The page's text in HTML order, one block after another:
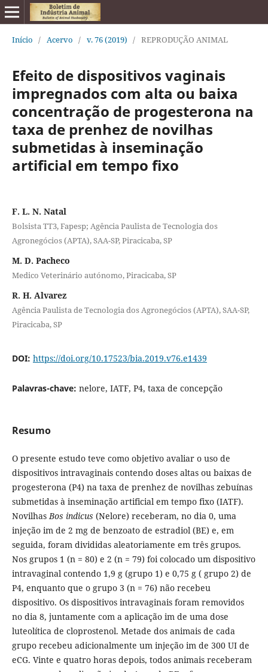
Início / Acervo / v. 76 (2019) / REPRODUÇÃO ANIMAL
Efeito de dispositivos vaginais
impregnados com alta ou baixa
concentração de progesterona na
taxa de prenhez de novilhas
submetidas à inseminação
artificial em tempo fixo
F. L. N. Natal
Bolsista TT3, Fapesp; Agência Paulista de Tecnologia dos
Agronegócios (APTA), SAA-SP, Piracicaba, SP
M. D. Pacheco
Medico Veterinário autónomo, Piracicaba, SP
R. H. Alvarez
Agência Paulista de Tecnologia dos Agronegócios (APTA), SAA-SP,
Piracicaba, SP
DOI: https://doi.org/10.17523/bia.2019.v76.e1439
Palavras-chave: nelore, IATF, P4, taxa de concepção
Resumo
O presente estudo teve como objetivo avaliar o uso de
dispositivos intravaginais contendo doses altas ou baixas de
progesterona (P4) na taxa de prenhez de novilhas zebuínas
submetidas à inseminação artificial em tempo fixo (IATF).
NovilhasBos indicus (Nelore) receberam, no dia 0, uma
injeção im de 2 mg de benzoato de estradiol (BE) e, em
seguida, foram divididas aleatoriamente em três grupos.
Nos grupos 1 (n = 80) e 2 (n = 79) foi colocado um dispositivo
intravaginal contendo 1,9 g (grupo 1) e 0,75 g ( grupo 2) de
P4, enquanto que o grupo 3 (n = 76) não recebeu
dispositivo. Os dispositivos intravaginais foram removidos
no dia 8, juntamente com a aplicação im de uma dose
luteolítica de cloprostenol. Metade dos animais de cada
grupo recebeu adicionalmente um injeção im de 300 UI de
eCG. Vinte e quatro horas depois, todos animais receberam